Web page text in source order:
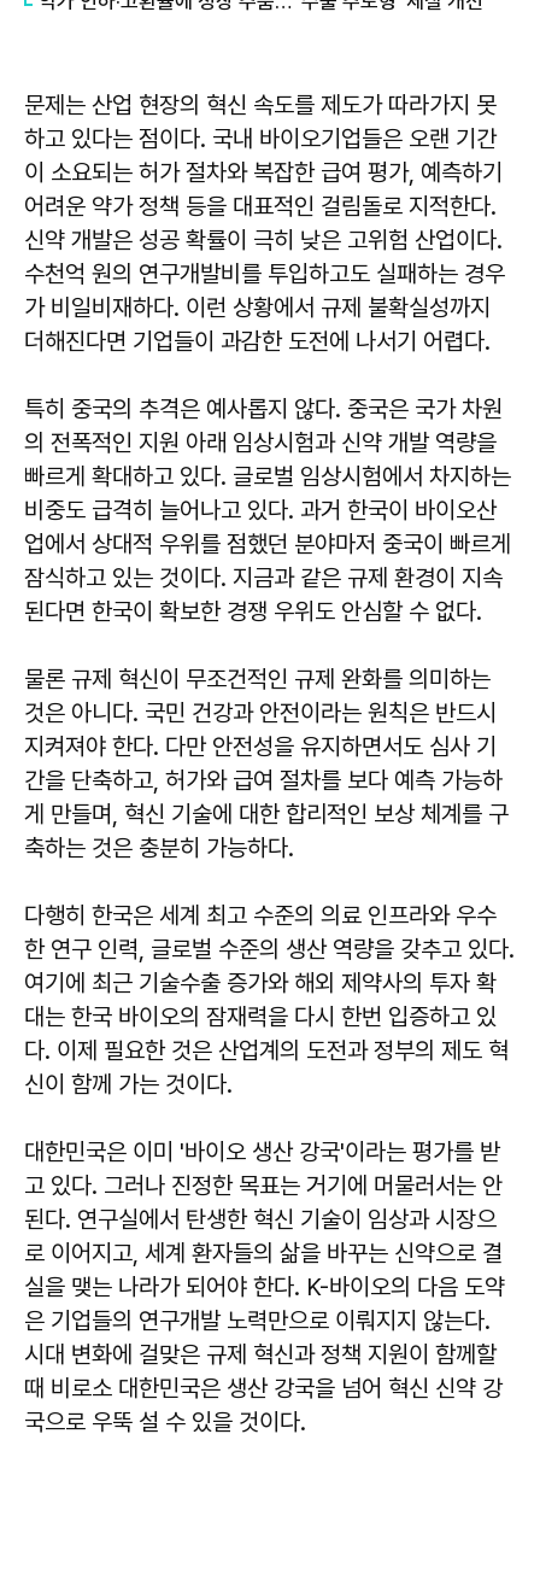
문제는 산업 현장의 혁신 속도를 제도가 따라가지 못
하고 있다는 점이다. 국내 바이오기업들은 오랜 기간
이 소요되는 허가 절차와 복잡한 급여 평가, 예측하기
어려운 약가 정책 등을 대표적인 걸림돌로 지적한다.
신약 개발은 성공 확률이 극히 낮은 고위험 산업이다.
수천억 원의 연구개발비를 투입하고도 실패하는 경우
가 비일비재하다. 이런 상황에서 규제 불확실성까지
더해진다면 기업들이 과감한 도전에 나서기 어렵다.
특히 중국의 추격은 예사롭지 않다. 중국은 국가 차원
의 전폭적인 지원 아래 임상시험과 신약 개발 역량을
빠르게 확대하고 있다. 글로벌 임상시험에서 차지하는
비중도 급격히 늘어나고 있다. 과거 한국이 바이오산
업에서 상대적 우위를 점했던 분야마저 중국이 빠르게
잠식하고 있는 것이다. 지금과 같은 규제 환경이 지속
된다면 한국이 확보한 경쟁 우위도 안심할 수 없다.
물론 규제 혁신이 무조건적인 규제 완화를 의미하는
것은 아니다. 국민 건강과 안전이라는 원칙은 반드시
지켜져야 한다. 다만 안전성을 유지하면서도 심사 기
간을 단축하고, 허가와 급여 절차를 보다 예측 가능하
게 만들며, 혁신 기술에 대한 합리적인 보상 체계를 구
축하는 것은 충분히 가능하다.
다행히 한국은 세계 최고 수준의 의료 인프라와 우수
한 연구 인력, 글로벌 수준의 생산 역량을 갖추고 있다.
여기에 최근 기술수출 증가와 해외 제약사의 투자 확
대는 한국 바이오의 잠재력을 다시 한번 입증하고 있
다. 이제 필요한 것은 산업계의 도전과 정부의 제도 혁
신이 함께 가는 것이다.
대한민국은 이미 '바이오 생산 강국'이라는 평가를 받
고 있다. 그러나 진정한 목표는 거기에 머물러서는 안
된다. 연구실에서 탄생한 혁신 기술이 임상과 시장으
로 이어지고, 세계 환자들의 삶을 바꾸는 신약으로 결
실을 맺는 나라가 되어야 한다. K-바이오의 다음 도약
은 기업들의 연구개발 노력만으로 이뤄지지 않는다.
시대 변화에 걸맞은 규제 혁신과 정책 지원이 함께할
때 비로소 대한민국은 생산 강국을 넘어 혁신 신약 강
국으로 우뚝 설 수 있을 것이다.